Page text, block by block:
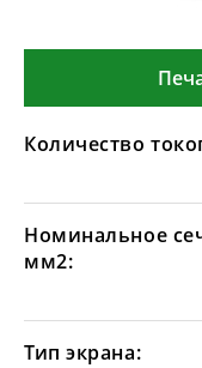
Количество
Номинальное
мм2:
Тип экрана: